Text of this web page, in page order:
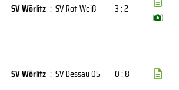
SV Wörlitz : SV Rot-Weiß 3 : 2
( )
SV Wörlitz : SV Dessau 05
0 : 8